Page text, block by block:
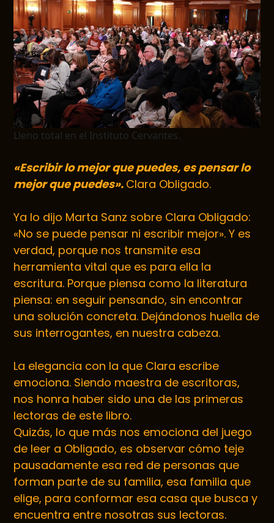
Lleno total en el Instituto Cervantes.
«Escribir lo mejor que puedes, es pensar lo
mejor que puedes». Clara Obligado.
Ya lo dijo Marta Sanz sobre Clara Obligado:
«No se puede pensar ni escribir mejor». Y es
verdad, porque nos transmite esa
herramienta vital que es para ella la
escritura. Porque piensa como la literatura
piensa: en seguir pensando, sin encontrar
una solución concreta. Dejándonos huella de
sus interrogantes, en nuestra cabeza.
La elegancia con la que Clara escribe
emociona. Siendo maestra de escritoras,
nos honra haber sido una de las primeras
lectoras de este libro.
Quizás, lo que más nos emociona del juego
de leer a Obligado, es observar cómo teje
pausadamente esa red de personas que
forman parte de su familia, esa familia que
elige, para conformar esa casa que busca y
encuentra entre nosotras sus lectoras.